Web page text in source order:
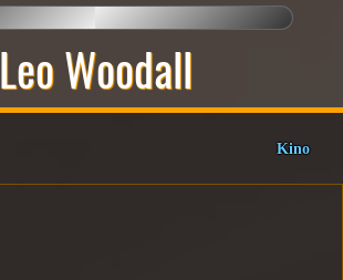
Leo Woodall
Kino